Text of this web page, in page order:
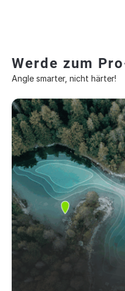
Werde zum
Angle smarter, nicht härter!